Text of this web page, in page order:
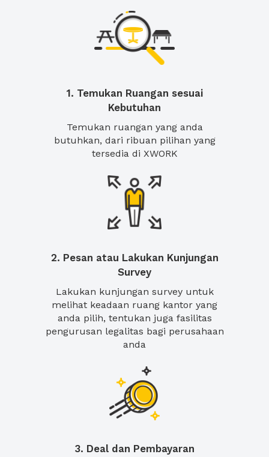
1. Temukan Ruangan sesuai
Kebutuhan
Temukan ruangan yang anda
butuhkan, dari ribuan pilihan yang
tersedia di XWORK
2. Pesan atau Lakukan Kunjungan
Survey
Lakukan kunjungan survey untuk
melihat keadaan ruang kantor yang
anda pilih, tentukan juga fasilitas
pengurusan legalitas bagi perusahaan
anda
3. Deal dan Pembayaran